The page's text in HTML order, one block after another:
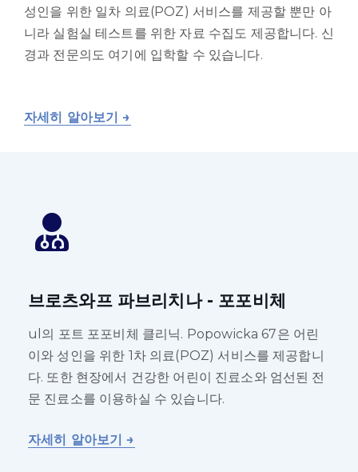
성인을 위한 일차 의료(POZ) 서비스를 제공할 뿐만 아
니라 실험실 테스트를 위한 자료 수집도 제공합니다. 신
경과 전문의도 여기에 입학할 수 있습니다.
자세히 알아보기 →
브로츠와프 파브리치나 - 포포비체
ul의 포트 포포비체 클리닉. Popowicka 67은 어린
이와 성인을 위한 1차 의료(POZ) 서비스를 제공합니
다. 또한 현장에서 건강한 어린이 진료소와 엄선된 전
문 진료소를 이용하실 수 있습니다.
자세히 알아보기 →